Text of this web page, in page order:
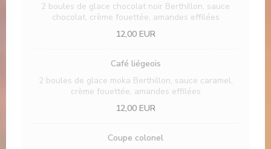
2 boules de glace chocolat noir Berthillon, sauce
chocolat, crème fouettée, amandes effilées
12,00 EUR
Café liégeois
2 boules de glace moka Berthillon, sauce caramel,
crème fouettée, amandes effilées
12,00 EUR
Coupe colonel